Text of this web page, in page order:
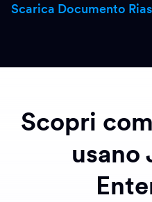
Scarica Documento
Scopri
usano